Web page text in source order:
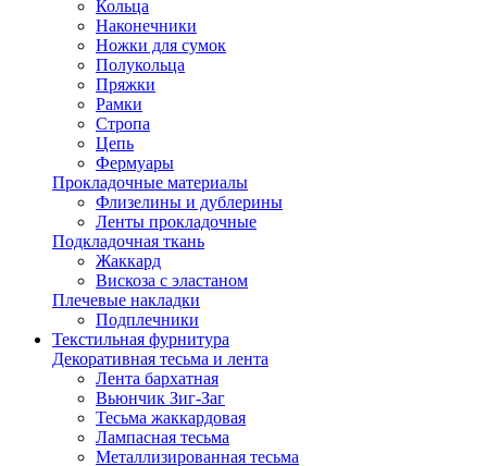
Кольца
Наконечники
Ножки для сумок
Полукольца
Пряжки
Рамки
Стропа
Цепь
Фермуары
Прокладочные материалы
Флизелины и дублерины
Ленты прокладочные
Подкладочная ткань
Жаккард
Вискоза с эластаном
Плечевые накладки
Подплечники
Текстильная фурнитура
Декоративная тесьма и лента
Лента бархатная
Вьюнчик Зиг-Заг
Тесьма жаккардовая
Лампасная тесьма
Металлизированная тесьма